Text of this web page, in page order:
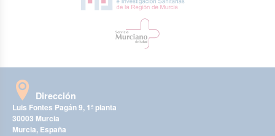
Dirección
Luis Fontes Pagán 9, 1ª planta
30003 Murcia
Murcia, España